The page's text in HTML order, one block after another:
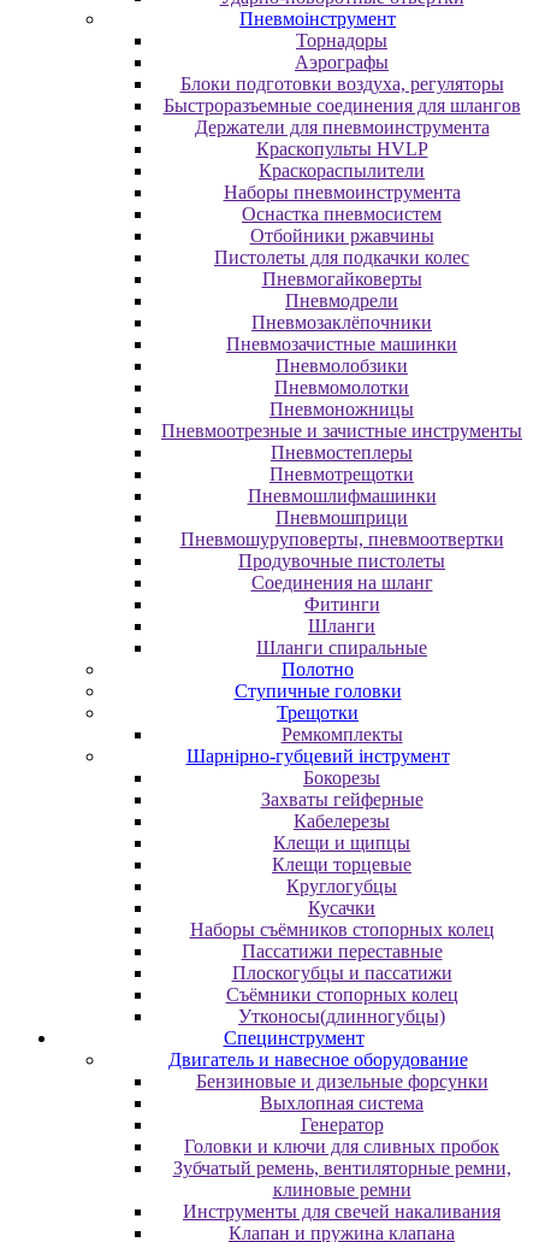
Пневмоінструмент
Topнaдopы
Аэрографы
Блоки подготовки воздуха, регуляторы
Быстроразъемные соединения для шлангов
Держатели для пневмоинструмента
Краскопульты HVLP
Краскораспылители
Наборы пневмоинструмента
Оснастка пневмосистем
Отбойники ржавчины
Пистолеты для подкачки колес
Пневмогайковерты
Пневмодрели
Пневмозаклёпочники
Пневмозачистные машинки
Пневмолобзики
Пневмомолотки
Пневмоножницы
Пневмоотрезные и зачистные инструменты
Пневмостеплеры
Пневмотрещотки
Пневмошлифмашинки
Пневмошприци
Пневмошуруповерты, пневмоотвертки
Продувочные пистолеты
Соединения на шланг
Фитинги
Шланги
Шланги спиральные
Полотно
Ступичные головки
Трещотки
Ремкомплекты
Шарнірно-губцевий інструмент
Бокорезы
Захваты гейферные
Кабелерезы
Клещи и щипцы
Клещи торцевые
Круглогубцы
Кусачки
Наборы съёмников стопорных колец
Пассатижи переставные
Плоскогубцы и пассатижи
Съёмники стопорных колец
Утконосы(длинногубцы)
Специнструмент
Двигатель и навесное оборудование
Бензиновые и дизельные форсунки
Выхлопная система
Генератор
Головки и ключи для сливных пробок
Зубчатый ремень, вентиляторные ремни,
клиновые ремни
Инструменты для свечей накаливания
Клапан и пружина клапана